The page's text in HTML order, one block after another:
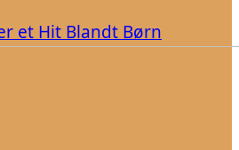
et Hit Blandt Børn